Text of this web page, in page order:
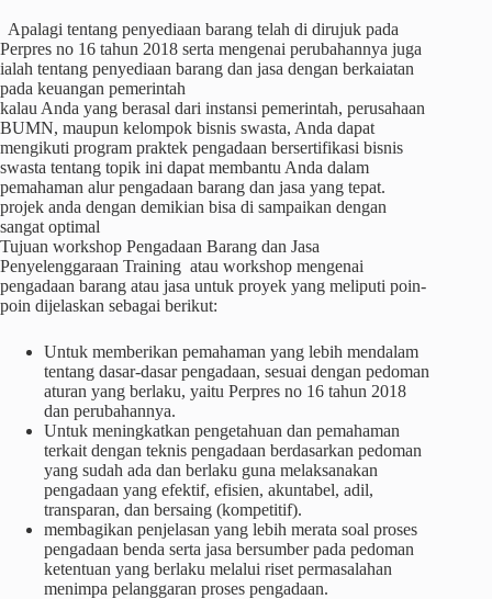
Apalagi tentang penyediaan barang telah di dirujuk pada
Perpres no 16 tahun 2018 serta mengenai perubahannya juga
ialah tentang penyediaan barang dan jasa dengan berkaiatan
pada keuangan pemerintah
kalau Anda yang berasal dari instansi pemerintah, perusahaan
BUMN, maupun kelompok bisnis swasta, Anda dapat
mengikuti program praktek pengadaan bersertifikasi bisnis
swasta tentang topik ini dapat membantu Anda dalam
pemahaman alur pengadaan barang dan jasa yang tepat.
projek anda dengan demikian bisa di sampaikan dengan
sangat optimal
Tujuan workshop Pengadaan Barang dan Jasa
Penyelenggaraan Training atau workshop mengenai
pengadaan barang atau jasa untuk proyek yang meliputi poin-
poin dijelaskan sebagai berikut:
Untuk memberikan pemahaman yang lebih mendalam
tentang dasar-dasar pengadaan, sesuai dengan pedoman
aturan yang berlaku, yaitu Perpres no 16 tahun 2018
dan perubahannya.
Untuk meningkatkan pengetahuan dan pemahaman
terkait dengan teknis pengadaan berdasarkan pedoman
yang sudah ada dan berlaku guna melaksanakan
pengadaan yang efektif, efisien, akuntabel, adil,
transparan, dan bersaing (kompetitif).
membagikan penjelasan yang lebih merata soal proses
pengadaan benda serta jasa bersumber pada pedoman
ketentuan yang berlaku melalui riset permasalahan
menimpa pelanggaran proses pengadaan.